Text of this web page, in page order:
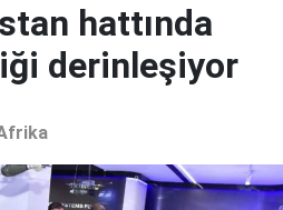
hattında
derinleşiyor